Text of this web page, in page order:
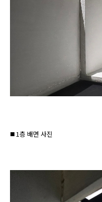
◼️ 1층 배면 사진